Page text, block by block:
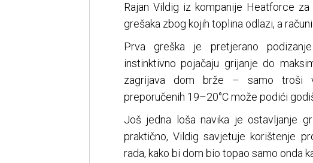
Rajan Vildig iz kompanije Heatforce
grešaka zbog kojih toplina odlazi, a
Prva greška je pretjerano
instinktivno pojačaju grijanje do
zagrijava dom brže – samo troši
preporučenih 19–20°C može podići
Još jedna loša navika je ostavljanje
praktično, Vildig savjetuje korištenje
rada, kako bi dom bio topao samo onda